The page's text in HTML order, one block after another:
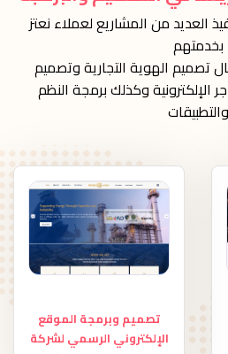
في التصميم والبرمجة
العديد من المشاريع لعملاء نعتز
بخدمتهم
تصميم الهوية التجارية وتصميم
الإلكترونية وكذلك برمجة النظم
والتطبيقات